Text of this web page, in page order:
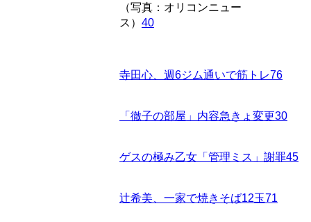
（写真：オリコンニュー
ス） 40
寺田心、週6ジム通いで筋トレ76
「徹子の部屋」内容急きょ変更30
ゲスの極み乙女「管理ミス」謝罪45
辻希美、一家で焼きそば12玉71